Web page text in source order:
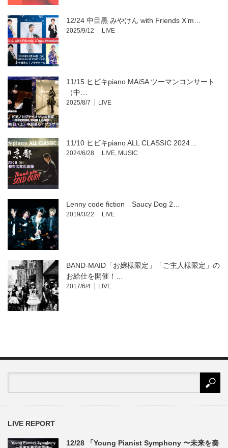
12/24 中目黒 みやけん with Friends X’m…
2025/9/12 LIVE
11/15 ヒビキpiano MAiSA ツーマンコンサート
（中…
2025/8/7 LIVE
11/10 ヒビキpiano ALL CLASSIC 2024…
2024/6/28 LIVE, MUSIC
Lenny code fiction Saucy Dog 2…
2019/3/22 LIVE
BAND-MAID「お嬢様限定」「ご主人様限定」の
お給仕を開催！…
2017/6/4 LIVE
LIVE REPORT
12/28 「Young Pianist Symphony 〜未来を奏